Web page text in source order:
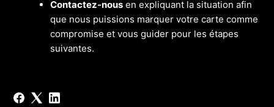
Contactez-nous en expliquant la situation afin
que nous puissions marquer votre carte comme
compromise et vous guider pour les étapes
suivantes.